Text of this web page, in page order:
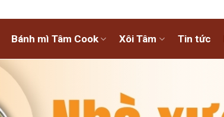
Bánh mì Tâm Cook Xôi Tâm Tin tức